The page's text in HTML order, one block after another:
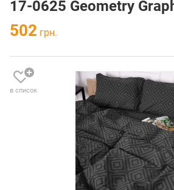
17-0625 Geometry
502 грн.
в список